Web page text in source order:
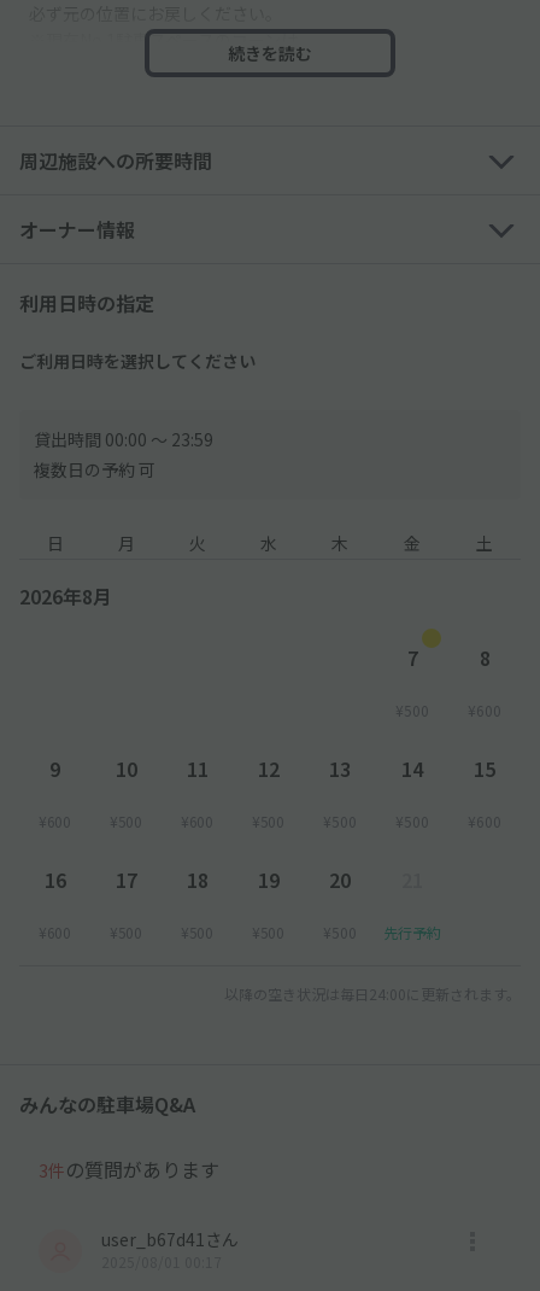
※現在No.1駐車スペースのコーンは
●未舗装の駐車場ですので、徐行してご利用ください。車高の低
また、除雪作業は原則行いませんので、ご利用には、ご注意くだ
以上
続きを読む
周辺施設への所要時間
オーナー情報
利用日時の指定
ご利用日時を選択してください
貸出時間 00:00 〜 23:59
複数日の予約 可
日 月 火 水 木 金 土
2026年8月
7
¥500
8
¥600
9
¥600
10
¥500
11
¥600
12
¥500
13
¥500
14
¥500
15
¥600
16
¥600
17
¥500
18
¥500
19
¥500
20
¥500 先行予約
以降の空き状況は毎日24:00に更新されます。
みんなの駐車場Q&A
3件の質問があります
user_b67d41さん